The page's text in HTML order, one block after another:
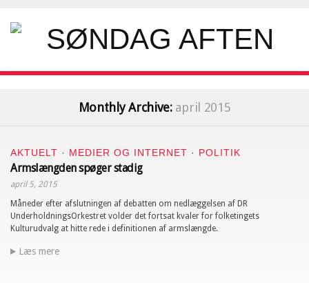
Monthly Archive: april 2015
AKTUELT · MEDIER OG INTERNET · POLITIK
Armslængden spøger stadig
april 5, 2015
Måneder efter afslutningen af debatten om nedlæggelsen af DR
UnderholdningsOrkestret volder det fortsat kvaler for folketingets
Kulturudvalg at hitte rede i definitionen af armslængde.
Læs mere